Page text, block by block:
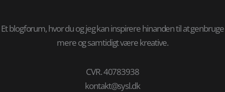
Et blogforum, hvor du og jeg kan inspirere hinanden til at genbruge
mere og samtidigt være kreative.
CVR. 40783938
kontakt@sysl.dk